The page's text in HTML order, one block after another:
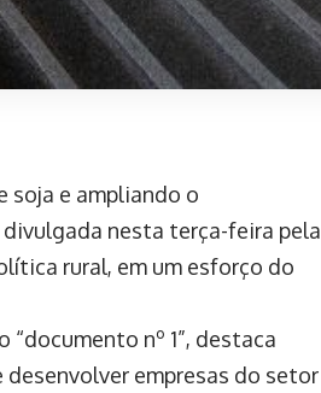
soja e ampliando o
nesta terça-feira pela
rural, em um esforço do
“documento nº 1”, destaca
empresas do setor